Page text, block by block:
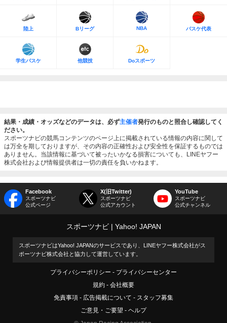
陸上 Bリーグ NBA バスケ代表
学生バスケ 他競技 Doスポーツ
結果・成績・オッズなどのデータは、必ず主催者発行のものと照合し確認してく
ださい。
スポーツナビの競馬コンテンツのページ上に掲載されている情報の内容に関して
は万全を期しておりますが、その内容の正確性および安全性を保証するものでは
ありません。当該情報に基づいて被ったいかなる損害についても、LINEヤフー
株式会社および情報提供者は一切の責任を負いかねます。
Facebook
スポーツナビ
公式ページ
X(旧Twitter)
スポーツナビ
公式アカウント
YouTube
スポーツナビ
公式チャンネル
スポーツナビ Yahoo! JAPAN
スポーツナビはYahoo! JAPANのサービスであり、LINEヤフー株式会社がス
ポーツナビ株式会社と協力して運営しています。
プライバシーポリシー
プライバシーセンター
規約
会社概要
免責事項
広告掲載について
スタッフ募集
ご意見・ご要望
ヘルプ